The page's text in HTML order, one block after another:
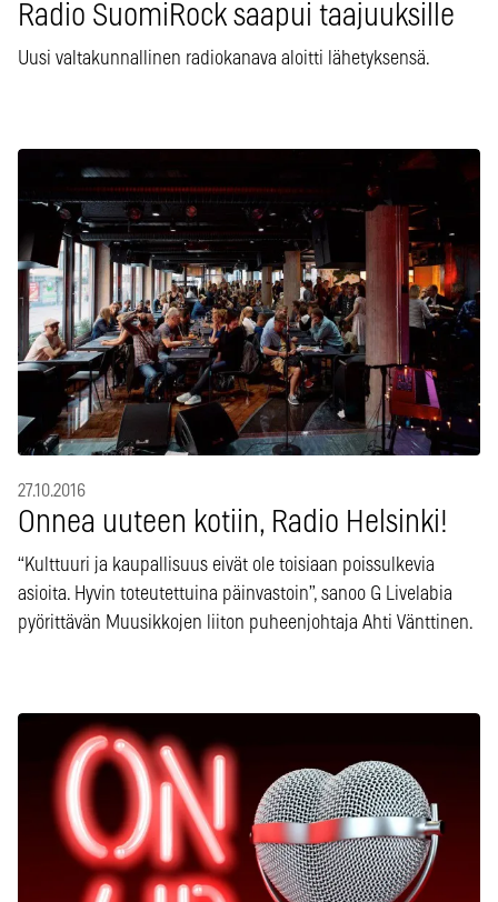
Radio SuomiRock saapui taajuuksille
Uusi valtakunnallinen radiokanava aloitti lähetyksensä.
27.10.2016
Onnea uuteen kotiin, Radio Helsinki!
“Kulttuuri ja kaupallisuus eivät ole toisiaan poissulkevia
asioita. Hyvin toteutettuina päinvastoin”, sanoo G Livelabia
pyörittävän Muusikkojen liiton puheenjohtaja Ahti Vänttinen.